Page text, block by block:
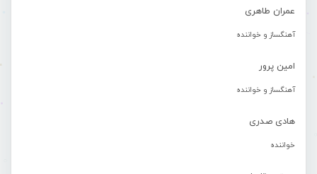
عمران طاهری
آهنگساز و خواننده
امین پرور
آهنگساز و خواننده
هادی صدری
خواننده